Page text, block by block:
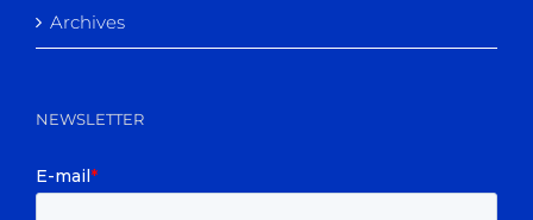
Archives
NEWSLETTER